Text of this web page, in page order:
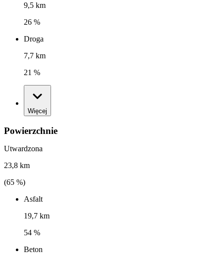
9,5 km
26 %
Droga
7,7 km
21 %
Więcej
Powierzchnie
Utwardzona
23,8 km
(65 %)
Asfalt
19,7 km
54 %
Beton